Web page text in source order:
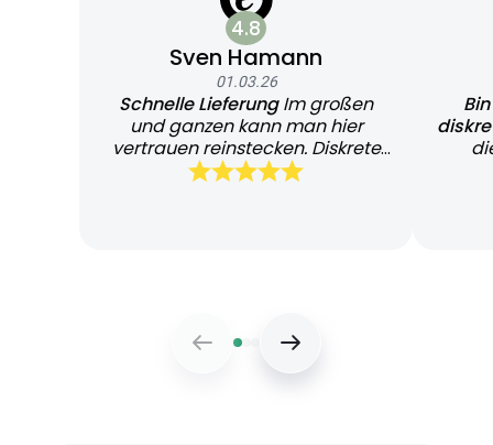
4.8
Sven Hamann
01.03.26
Schnelle LieferungIm großen
und ganzen kann man hier
vertrauen reinstecken. Diskrete
und schnelle Lieferung